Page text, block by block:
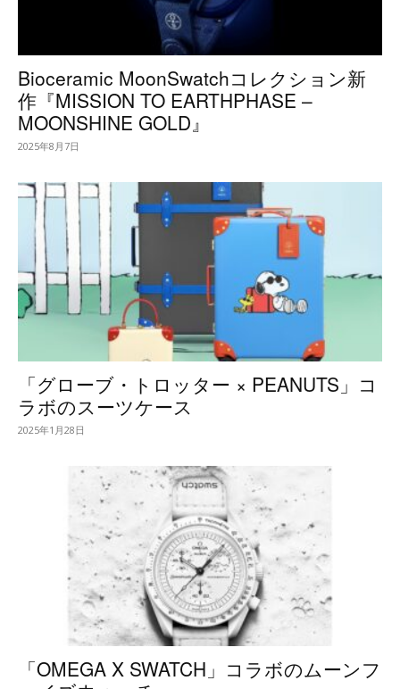
Bioceramic MoonSwatchコレクション新
作『MISSION TO EARTHPHASE –
MOONSHINE GOLD』
2025年8月7日
「グローブ・トロッター × PEANUTS」コ
ラボのスーツケース
2025年1月28日
「OMEGA X SWATCH」コラボのムーンフ